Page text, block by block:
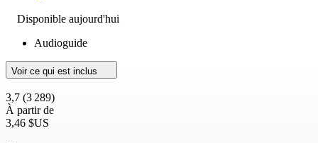
Disponible aujourd'hui
Audioguide
Voir ce qui est inclus
3,7 (3 289)
À partir de
3,46 $US